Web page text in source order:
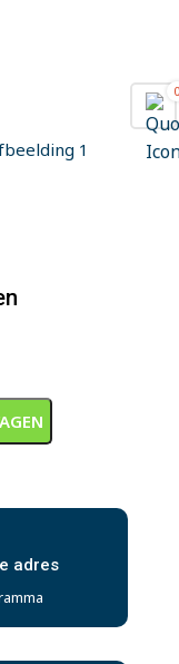
0
adres